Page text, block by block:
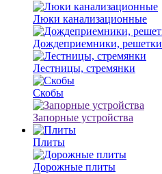
Люки канализационные
Дождеприемники, решетки
Лестницы, стремянки
Скобы
Запорные устройства
Плиты
Дорожные плиты